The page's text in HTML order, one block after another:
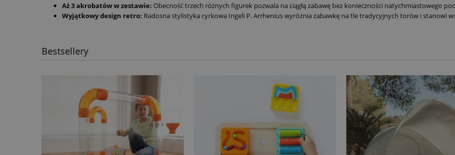
Aż 3 akrobatów w zestawie: Obecność trzech różnych figurek pozwala na ciągłą zabawę bez konieczności natychmiastowego
Wyjątkowy design retro: Radosna stylistyka cyrkowa Ingeli P. Arrhenius wyróżnia zabawkę na tle tradycyjnych torów i stanowi
Bestsellery